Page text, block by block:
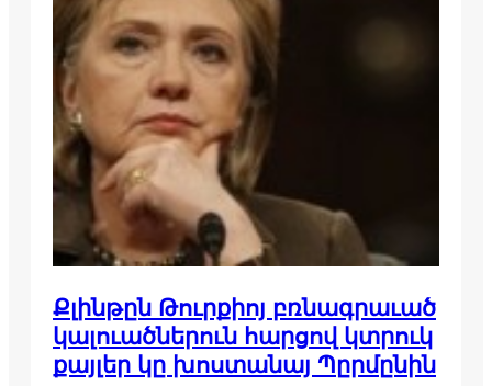
Քլինթըն Թուրքիոյ բռնագրաւած
կալուածներուն հարցով կտրուկ
քայլեր կը խոստանայ Պըրմընին